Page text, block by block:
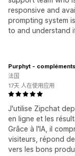
responsive and
prompting system
to and understand
J'utilise Zipchat
en ligne et les
Grâce à l'IA, il
visiteurs, répond
vers les bons
Purphyt -
法国
17天 人在使用应用